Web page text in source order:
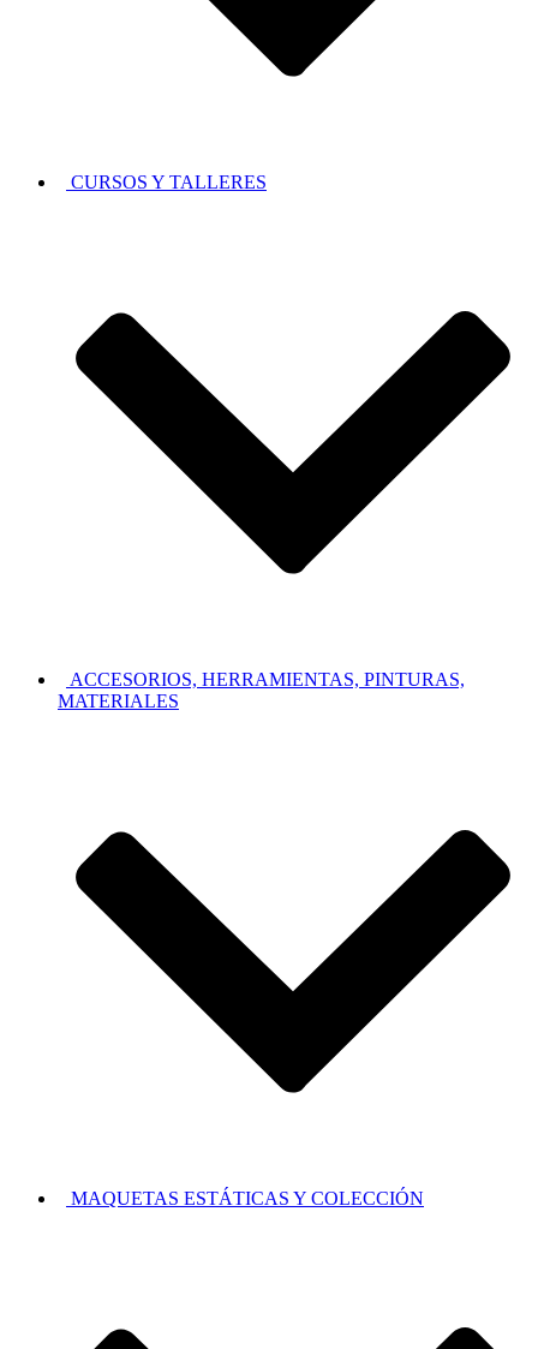
CURSOS Y TALLERES
ACCESORIOS, HERRAMIENTAS, PINTURAS,
MATERIALES
MAQUETAS ESTÁTICAS Y COLECCIÓN